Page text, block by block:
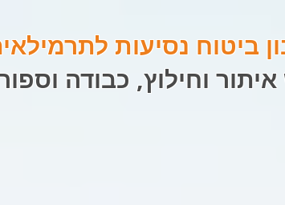
ביטוח נסיעות
וחילוץ, כבודה